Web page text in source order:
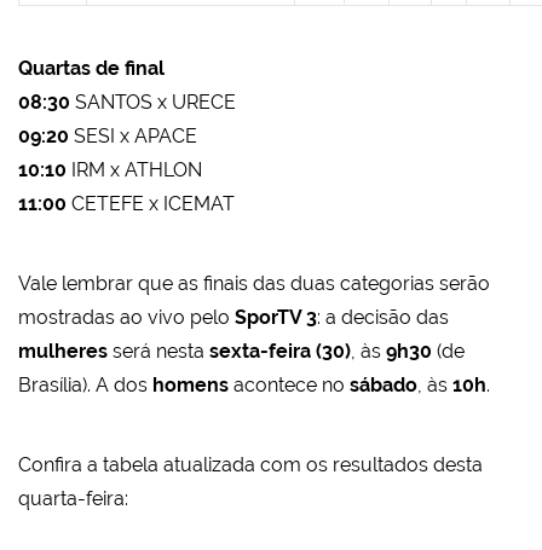
Quartas de final
08:30 SANTOS x URECE
09:20 SESI x APACE
10:10 IRM x ATHLON
11:00 CETEFE x ICEMAT
Vale lembrar que as finais das duas categorias serão
mostradas ao vivo pelo SporTV 3: a decisão das
mulheres será nesta sexta-feira (30) , às 9h30 (de
Brasília). A dos homens acontece no sábado , às 10h.
Confira a tabela atualizada com os resultados desta
quarta-feira: